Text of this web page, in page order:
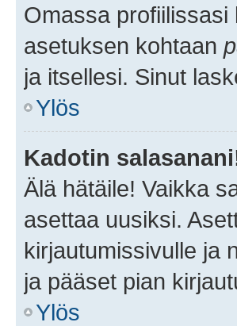
Omassa
asetuksen kohtaan
ja itsellesi. Sinut
Ylös
Kadotin
Älä hätäile! Vaikka
asettaa uusiksi.
kirjautumissivulle ja
ja pääset pian
Ylös